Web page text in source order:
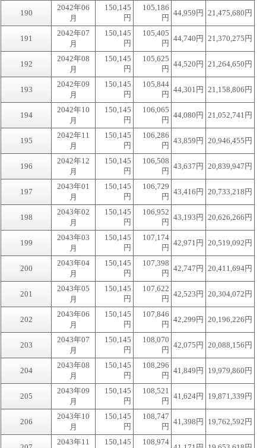
190
2042年06
月
150,145
円
105,186
円
44,959円 21,475,680円
191
2042年07
月
150,145
円
105,405
円
44,740円 21,370,275円
192
2042年08
月
150,145
円
105,625
円
44,520円 21,264,650円
193
2042年09
月
150,145
円
105,844
円
44,301円 21,158,806円
194
2042年10
月
150,145
円
106,065
円
44,080円 21,052,741円
195
2042年11
月
150,145
円
106,286
円
43,859円 20,946,455円
196
2042年12
月
150,145
円
106,508
円
43,637円 20,839,947円
197
2043年01
月
150,145
円
106,729
円
43,416円 20,733,218円
198
2043年02
月
150,145
円
106,952
円
43,193円 20,626,266円
199
2043年03
月
150,145
円
107,174
円
42,971円 20,519,092円
200
2043年04
月
150,145
円
107,398
円
42,747円 20,411,694円
201
2043年05
月
150,145
円
107,622
円
42,523円 20,304,072円
202
2043年06
月
150,145
円
107,846
円
42,299円 20,196,226円
203
2043年07
月
150,145
円
108,070
円
42,075円 20,088,156円
204
2043年08
月
150,145
円
108,296
円
41,849円 19,979,860円
205
2043年09
月
150,145
円
108,521
円
41,624円 19,871,339円
206
2043年10
月
150,145
円
108,747
円
41,398円 19,762,592円
2043年11
150,145
108,974